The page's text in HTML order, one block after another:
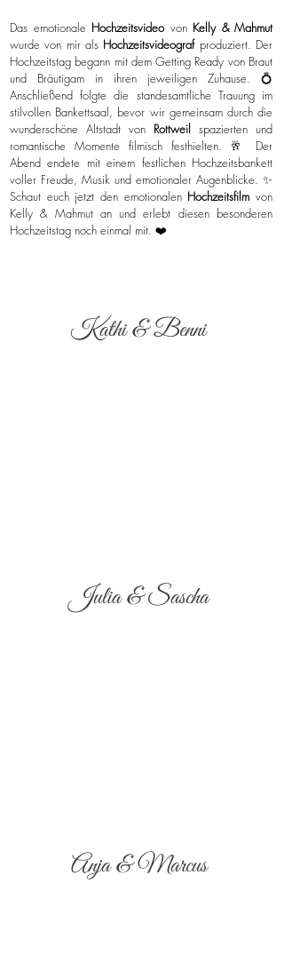
Das emotionale Hochzeitsvideovon Kelly & Mahmut
wurde von mir als Hochzeitsvideograf produziert. Der
Hochzeitstag begann mit dem Getting Ready von Braut
und Bräutigam in ihren jeweiligen Zuhause. 💍
Anschließend folgte die standesamtliche Trauung im
stilvollen Bankettsaal, bevor wir gemeinsam durch die
wunderschöne Altstadt von Rottweil spazierten und
romantische Momente filmisch festhielten. 🥂 Der
Abend endete mit einem festlichen Hochzeitsbankett
voller Freude, Musik und emotionaler Augenblicke. ✨
Schaut euch jetzt den emotionalen Hochzeitsfilmvon
Kelly & Mahmut an und erlebt diesen besonderen
Hochzeitstag noch einmal mit. ❤️
Kathi & Benni
Julia & Sascha
Anja & Marcus